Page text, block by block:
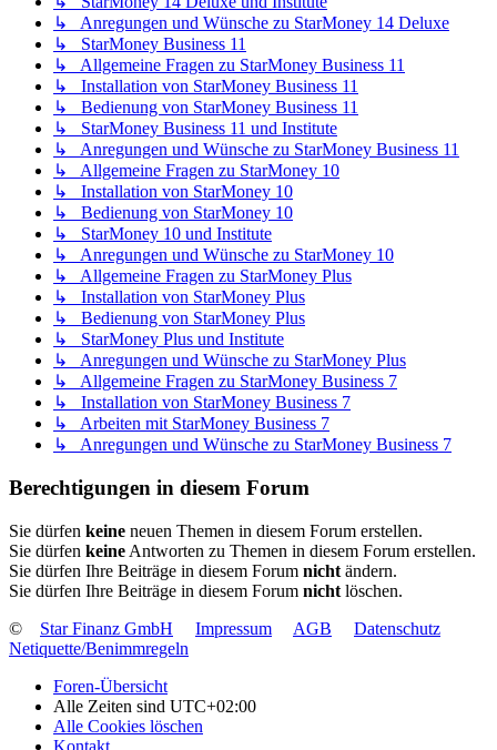
↳ Anregungen und Wünsche zu StarMoney 14 Deluxe
↳ StarMoney Business 11
↳ Allgemeine Fragen zu StarMoney Business 11
↳ Installation von StarMoney Business 11
↳ Bedienung von StarMoney Business 11
↳ StarMoney Business 11 und Institute
↳ Anregungen und Wünsche zu StarMoney Business 11
↳ Allgemeine Fragen zu StarMoney 10
↳ Installation von StarMoney 10
↳ Bedienung von StarMoney 10
↳ StarMoney 10 und Institute
↳ Anregungen und Wünsche zu StarMoney 10
↳ Allgemeine Fragen zu StarMoney Plus
↳ Installation von StarMoney Plus
↳ Bedienung von StarMoney Plus
↳ StarMoney Plus und Institute
↳ Anregungen und Wünsche zu StarMoney Plus
↳ Allgemeine Fragen zu StarMoney Business 7
↳ Installation von StarMoney Business 7
↳ Arbeiten mit StarMoney Business 7
↳ Anregungen und Wünsche zu StarMoney Business 7
Berechtigungen in diesem Forum
Sie dürfen keine neuen Themen in diesem Forum erstellen.
Sie dürfen keine Antworten zu Themen in diesem Forum erstellen.
Sie dürfen Ihre Beiträge in diesem Forum nicht ändern.
Sie dürfen Ihre Beiträge in diesem Forum nicht löschen.
©
Star Finanz GmbH Impressum AGB
Datenschutz
Netiquette/Benimmregeln
Foren-Übersicht
Alle Zeiten sind UTC+02:00
Alle Cookies löschen
Kontakt